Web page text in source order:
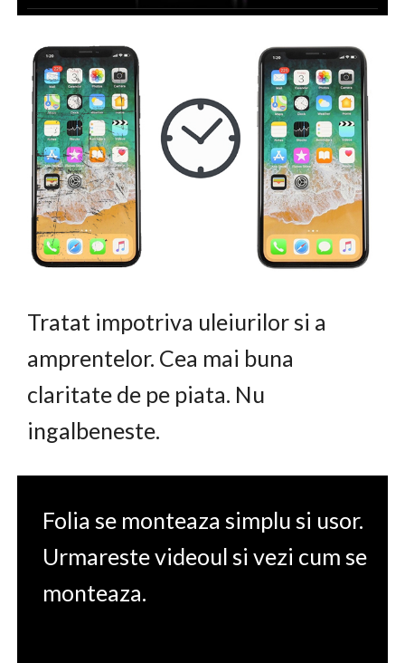
Tratat impotriva uleiurilor si a
amprentelor. Cea mai buna
claritate de pe piata. Nu
ingalbeneste.
Folia se monteaza simplu si usor.
Urmareste videoul si vezi cum se
monteaza.